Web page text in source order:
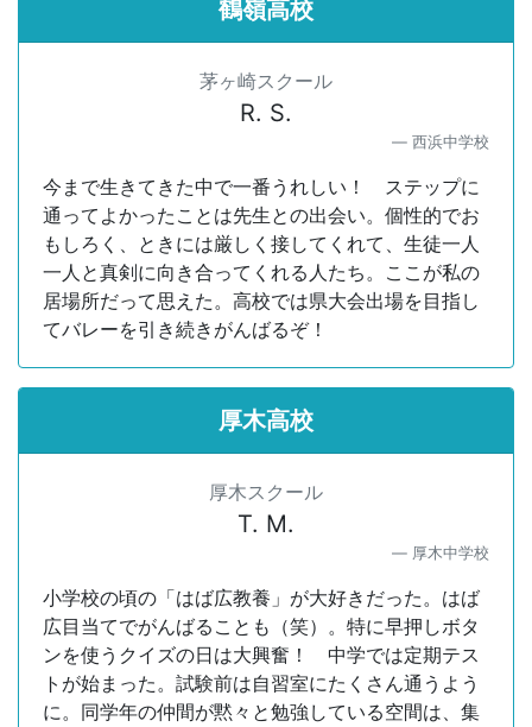
鶴嶺高校
茅ヶ崎スクール
R. S.
西浜中学校
今まで生きてきた中で一番うれしい！ ステップに
通ってよかったことは先生との出会い。個性的でお
もしろく、ときには厳しく接してくれて、生徒一人
一人と真剣に向き合ってくれる人たち。ここが私の
居場所だって思えた。高校では県大会出場を目指し
てバレーを引き続きがんばるぞ！
厚木高校
厚木スクール
T. M.
厚木中学校
小学校の頃の「はば広教養」が大好きだった。はば
広目当てでがんばることも（笑）。特に早押しボタ
ンを使うクイズの日は大興奮！ 中学では定期テス
トが始まった。試験前は自習室にたくさん通うよう
に。同学年の仲間が黙々と勉強している空間は、集